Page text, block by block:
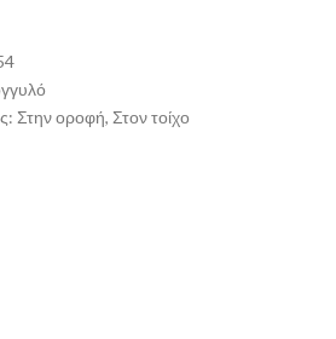
Στην οροφή, Στον τοίχο